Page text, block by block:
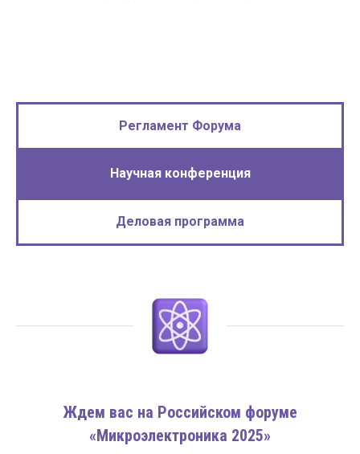
Регламент Форума
Научная конференция
Деловая программа
Ждем вас на Российском форуме
«Микроэлектроника 2025»